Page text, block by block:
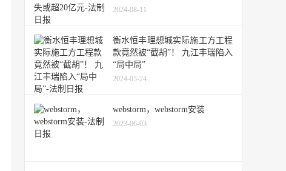
2024-08-11
衡水恒丰理想城实际施工方工程
款竟然被“截胡”！ 九江丰瑞陷入
“局中局”
2024-05-24
webstorm，webstorm安装
2023-06-03